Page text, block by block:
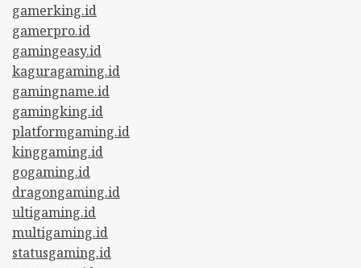
gamerking.id
gamerpro.id
gamingeasy.id
kaguragaming.id
gamingname.id
gamingking.id
platformgaming.id
kinggaming.id
gogaming.id
dragongaming.id
ultigaming.id
multigaming.id
statusgaming.id